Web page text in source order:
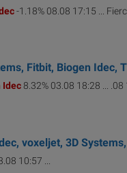
-1.18% 08.08 17:15 ...
Fitbit, Biogen Idec,
Idec8.32% 03.08 18:28 ...
voxeljet, 3D
10:57 ...